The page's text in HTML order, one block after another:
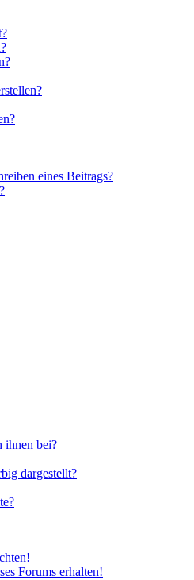
eines Beitrags?
ihnen bei?
dargestellt?
Forums erhalten!